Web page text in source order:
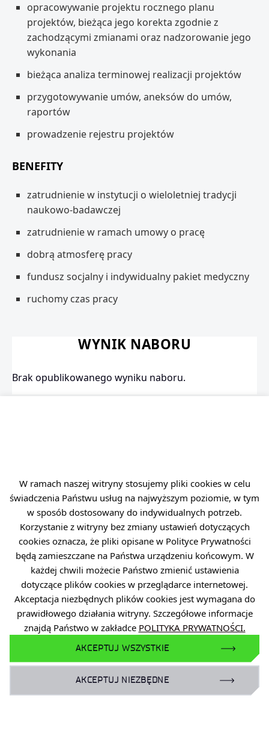
W ramach naszej witryny stosujemy pliki cookies w celu
świadczenia Państwu usług na najwyższym poziomie, w tym
w sposób dostosowany do indywidualnych potrzeb.
Korzystanie z witryny bez zmiany ustawień dotyczących
cookies oznacza, że pliki opisane w Polityce Prywatności
będą zamieszczane na Państwa urządzeniu końcowym. W
każdej chwili możecie Państwo zmienić ustawienia
dotyczące plików cookies w przeglądarce internetowej.
Akceptacja niezbędnych plików cookies jest wymagana do
prawidłowego działania witryny. Szczegółowe informacje
znajdą Państwo w zakładce POLITYKA PRYWATNOŚCI.
AKCEPTUJ WSZYSTKIE
AKCEPTUJ NIEZBĘDNE
opracowywanie projektu rocznego planu
projektów, bieżąca jego korekta zgodnie z
zachodzącymi zmianami oraz nadzorowanie jego
wykonania
bieżąca analiza terminowej realizacji projektów
przygotowywanie umów, aneksów do umów,
raportów
prowadzenie rejestru projektów
BENEFITY
zatrudnienie w instytucji o wieloletniej tradycji
naukowo-badawczej
zatrudnienie w ramach umowy o pracę
dobrą atmosferę pracy
fundusz socjalny i indywidualny pakiet medyczny
ruchomy czas pracy
WYNIK NABORU
Brak opublikowanego wyniku naboru.
PRZEJDŹ DO LISTY
WYNIKÓW NABORÓW